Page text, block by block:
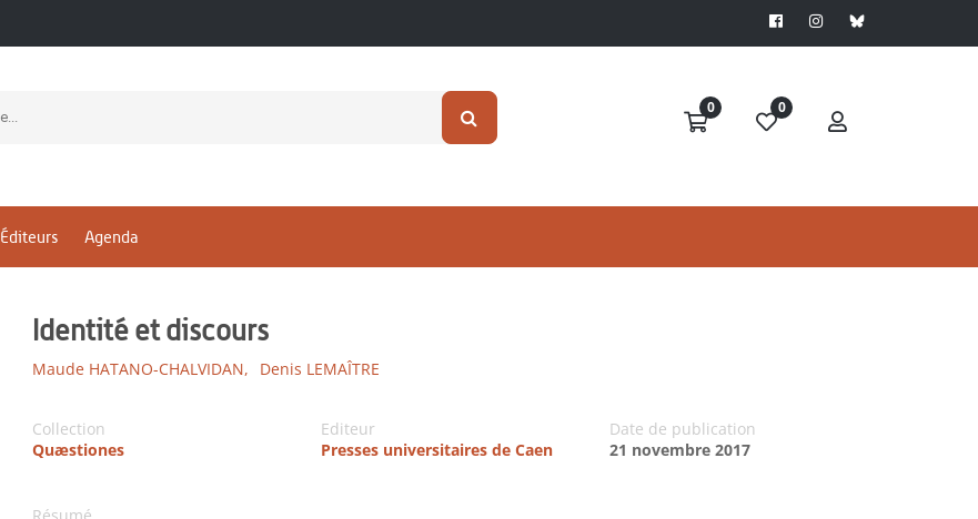
0 0
Éditeurs Agenda
Identité et discours
Maude HATANO-CHALVIDAN, Denis LEMAÎTRE
Collection
Quæstiones
Editeur
Presses universitaires de Caen
Date de publication
21 novembre 2017